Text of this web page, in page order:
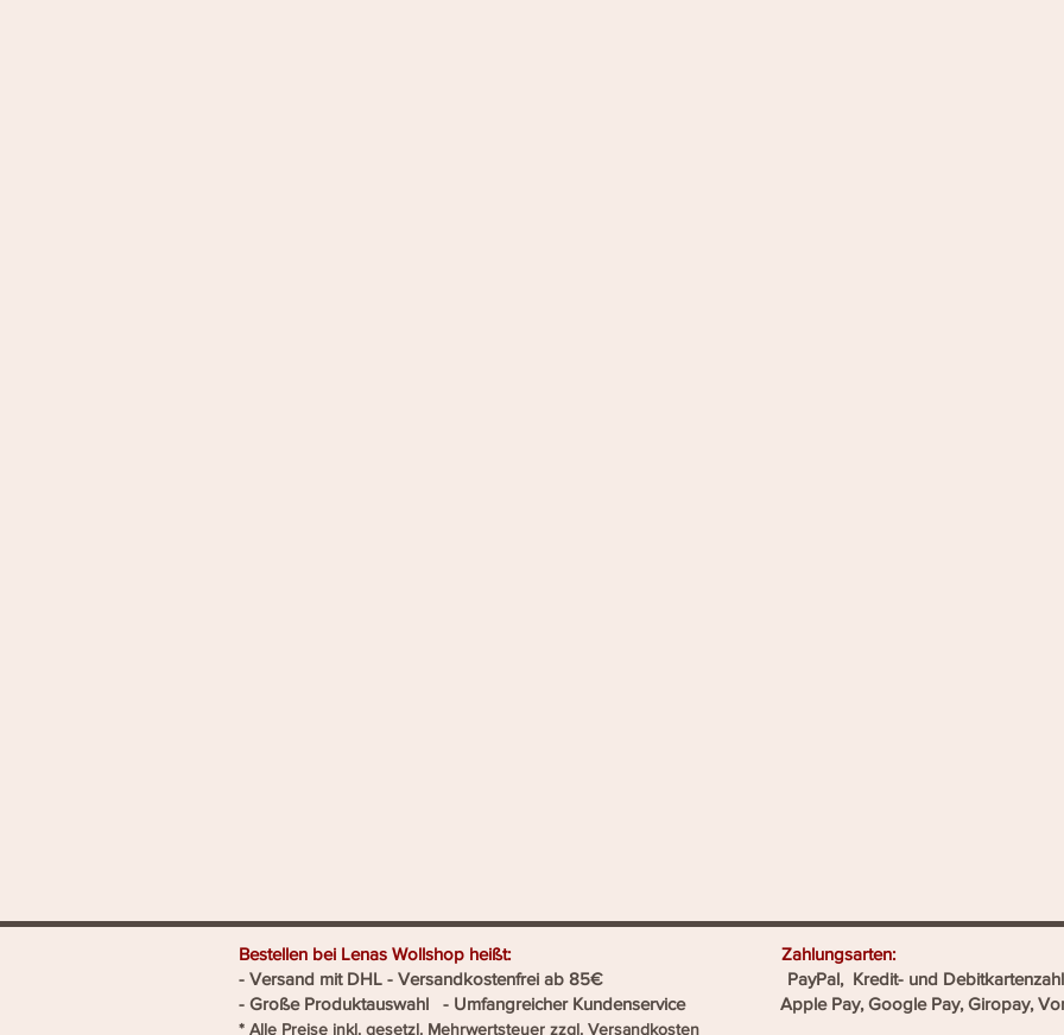
Bestellen bei Lenas Wollshop heißt: Zahlungsarten:
- Versand mit DHL - Versandkostenfrei ab 85€ PayPal, Kredit- und
- Große Produktauswahl - Umfangreicher Kundenservice Apple Pay, Google Pay, Giropay,
​* Alle Preise inkl. gesetzl. Mehrwertsteuer zzgl. Versandkosten